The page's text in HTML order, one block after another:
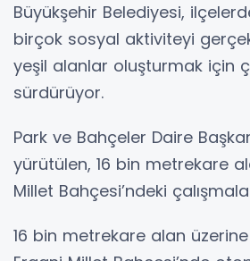
Büyükşehir Belediyesi,
birçok sosyal aktiviteyi
yeşil alanlar oluşturmak için
sürdürüyor.
Park ve Bahçeler Daire
yürütülen, 16 bin metrekare
Millet Bahçesi’ndeki
16 bin metrekare alan